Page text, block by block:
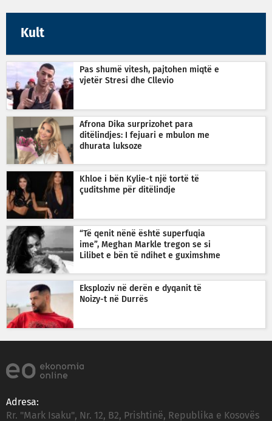
Kult
Pas shumë vitesh, pajtohen miqtë e
vjetër Stresi dhe Cllevio
Afrona Dika surprizohet para
ditëlindjes: I fejuari e mbulon me
dhurata luksoze
Khloe i bën Kylie-t një tortë të
çuditshme për ditëlindje
“Të qenit nënë është superfuqia
ime”, Meghan Markle tregon se si
Lilibet e bën të ndihet e guximshme
Eksploziv në derën e dyqanit të
Noizy-t në Durrës
Adresa:
Rr. "Mark Isaku", Nr. 12, B2, Prishtinë, Republika e Kosovës